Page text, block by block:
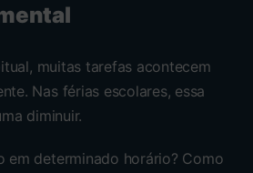
muitas tarefas acontecem
Nas férias escolares, essa
diminuir.
em determinado horário? Como